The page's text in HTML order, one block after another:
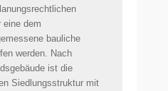
eine dem
bauliche
werden. Nach
ist die
Siedlungsstruktur mit